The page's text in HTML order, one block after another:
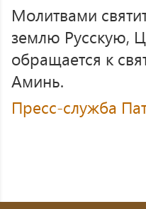
Молитвами
землю Русскую,
обращается к
Аминь.
Пресс-служба